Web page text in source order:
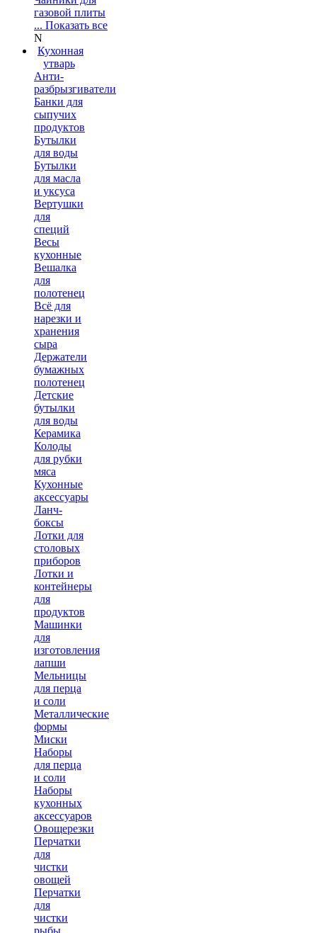
газовой плиты
... Показать все
N
Кухонная
утварь
Анти-
разбрызгиватели
Банки для
сыпучих
продуктов
Бутылки
для воды
Бутылки
для масла
и уксуса
Вертушки
для
специй
Весы
кухонные
Вешалка
для
полотенец
Всё для
нарезки и
хранения
сыра
Держатели
бумажных
полотенец
Детские
бутылки
для воды
Керамика
Колоды
для рубки
мяса
Кухонные
аксессуары
Ланч-
боксы
Лотки для
столовых
приборов
Лотки и
контейнеры
для
продуктов
Машинки
для
изготовления
лапши
Мельницы
для перца
и соли
Металлические
формы
Миски
Наборы
для перца
и соли
Наборы
кухонных
аксессуаров
Овощерезки
Перчатки
для
чистки
овощей
Перчатки
для
чистки
рыбы